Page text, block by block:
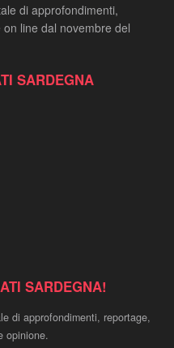
di approfondimenti,
line dal novembre del
SARDEGNA
SARDEGNA!
di approfondimenti, reportage,
opinione.